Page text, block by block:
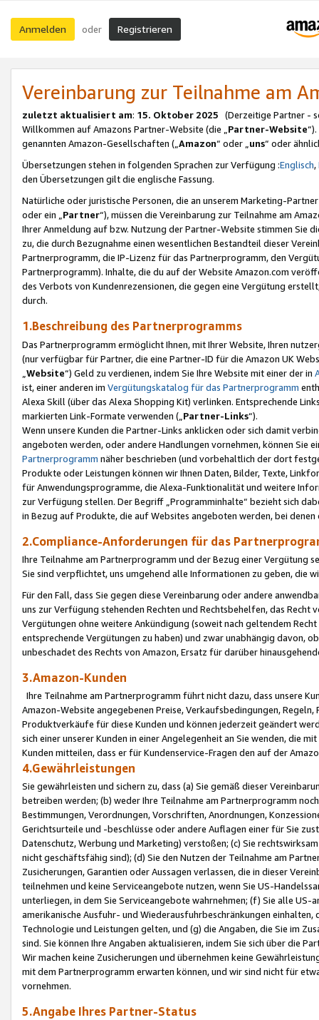
Anmelden oder Registrieren
Vereinbarung zur Teilnahme am
zuletzt aktualisiert am: 15. Oktober 2025 (Derzeitige Partner -
Willkommen auf Amazons Partner-Website (die „Partner-Website
genannten Amazon-Gesellschaften („Amazon“ oder „uns“ oder
Übersetzungen stehen in folgenden Sprachen zur Verfügung :Englisch,
den Übersetzungen gilt die englische Fassung.
Natürliche oder juristische Personen, die an unserem Marketing-
oder ein „Partner“), müssen die Vereinbarung zur Teilnahme am
Ihrer Anmeldung auf bzw. Nutzung der Partner-Website stimmen Sie
zu, die durch Bezugnahme einen wesentlichen Bestandteil dieser
Partnerprogramm, die IP-Lizenz für das Partnerprogramm, den
Partnerprogramm). Inhalte, die du auf der Website Amazon.com
des Verbots von Kundenrezensionen, die gegen eine Vergütung
durch.
1.Beschreibung des Partnerprogramms
Das Partnerprogramm ermöglicht Ihnen, mit Ihrer Website, Ihren
(nur verfügbar für Partner, die eine Partner-ID für die Amazon UK
Website“) Geld zu verdienen, indem Sie Ihre Website mit einer der in
ist, einer anderen im Vergütungskatalog für das Partnerprogramm
Alexa Skill (über das Alexa Shopping Kit) verlinken. Entsprechende
markierten Link-Formate verwenden („ Partner-Links“).
Wenn unsere Kunden die Partner-Links anklicken oder sich damit
angeboten werden, oder andere Handlungen vornehmen, können Sie
Partnerprogramm näher beschrieben (und vorbehaltlich der dort
Produkte oder Leistungen können wir Ihnen Daten, Bilder, Texte,
für Anwendungsprogramme, die Alexa-Funktionalität und weitere
zur Verfügung stellen. Der Begriff „Programminhalte“ bezieht sich
in Bezug auf Produkte, die auf Websites angeboten werden, bei
2.Compliance-Anforderungen für das
Ihre Teilnahme am Partnerprogramm und der Bezug einer Vergütung
Sie sind verpflichtet, uns umgehend alle Informationen zu geben, die
Für den Fall, dass Sie gegen diese Vereinbarung oder andere
uns zur Verfügung stehenden Rechten und Rechtsbehelfen, das
Vergütungen ohne weitere Ankündigung (soweit nach geltendem
entsprechende Vergütungen zu haben) und zwar unabhängig davon,
unbeschadet des Rechts von Amazon, Ersatz für darüber
3.Amazon-Kunden
Ihre Teilnahme am Partnerprogramm führt nicht dazu, dass unsere
Amazon-Website angegebenen Preise, Verkaufsbedingungen,
Produktverkäufe für diese Kunden und können jederzeit geändert
sich einer unserer Kunden in einer Angelegenheit an Sie wenden, die
Kunden mitteilen, dass er für Kundenservice-Fragen den auf der
4.Gewährleistungen
Sie gewährleisten und sichern zu, dass (a) Sie gemäß dieser
betreiben werden; (b) weder Ihre Teilnahme am Partnerprogramm
Bestimmungen, Verordnungen, Vorschriften, Anordnungen,
Gerichtsurteile und -beschlüsse oder andere Auflagen einer für Sie
Datenschutz, Werbung und Marketing) verstoßen; (c) Sie
nicht geschäftsfähig sind); (d) Sie den Nutzen der Teilnahme am
Zusicherungen, Garantien oder Aussagen verlassen, die in dieser
teilnehmen und keine Serviceangebote nutzen, wenn Sie US-
unterliegen, in dem Sie Serviceangebote wahrnehmen; (f) Sie alle
amerikanische Ausfuhr- und Wiederausfuhrbeschränkungen
Technologie und Leistungen gelten, und (g) die Angaben, die Sie im
sind. Sie können Ihre Angaben aktualisieren, indem Sie sich über die
Wir machen keine Zusicherungen und übernehmen keine
mit dem Partnerprogramm erwarten können, und wir sind nicht für
vornehmen.
5.Angabe Ihres Partner-Status